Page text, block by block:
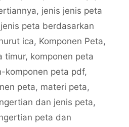
, jenis jenis peta
jenis peta berdasarkan
ica, Komponen Peta,
timur, komponen peta
komponen peta pdf,
peta, materi peta,
dan jenis peta,
peta dan